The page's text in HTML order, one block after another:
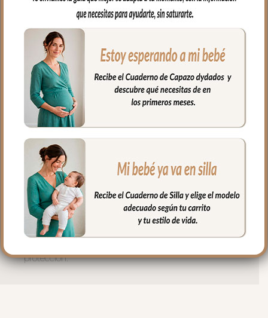
María, impresa con claridad y rodeada
de un delicado motivo floral.
Lazo de raso al color que elijas, perfecto
para colgar en el capazo, cochecito, cuna
o en la habitación del bebé.
Estilo clásico y delicado, ideal como
detalle de bautizo, regalo especial o
elemento de protección y
acompañamiento espiritual.
Ligera y fácil de colocar, gracias a su
pequeño broche metálico con cierre de
seguridad en la parte superior.
Esta medalla es un detalle tierno y
significativo para acompañar a tu bebé
en su día a día, transmitiendo cariño, fe y
protección.